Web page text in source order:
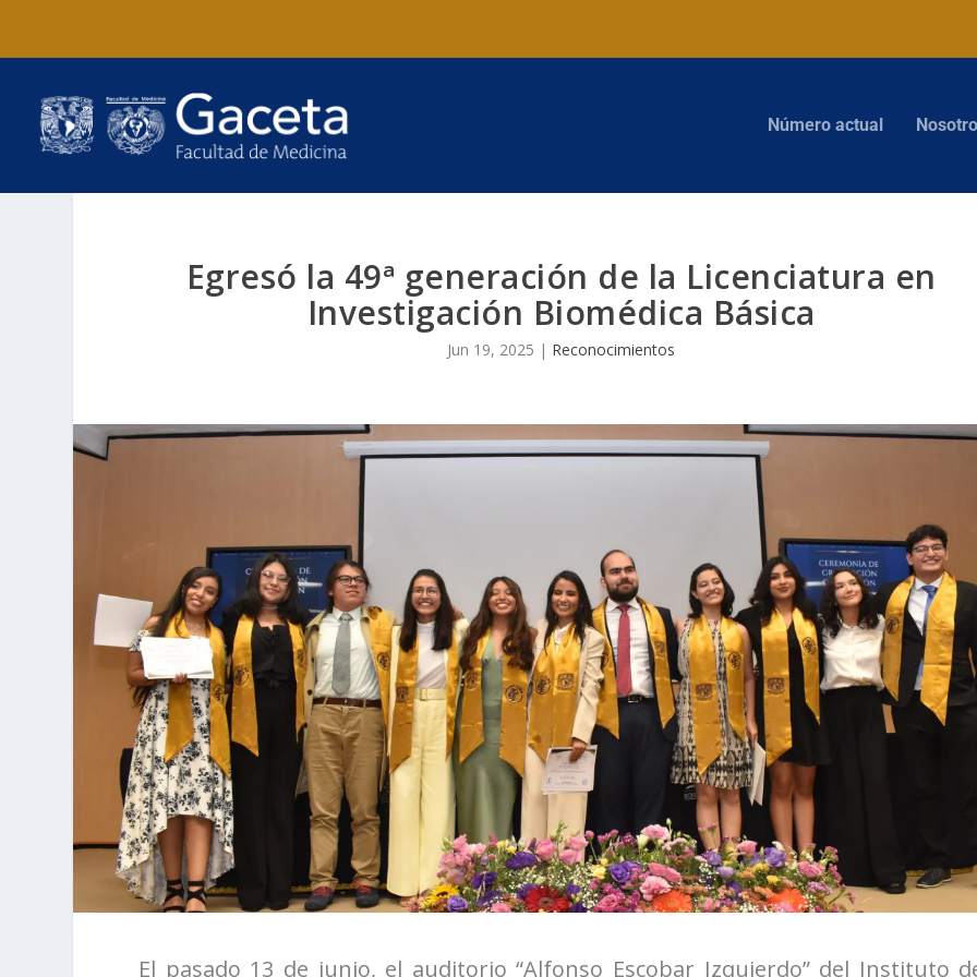
Número actual
Egresó la 49ª generación de la Licenciatura en
Investigación Biomédica Básica
Jun 19, 2025 | Reconocimientos
El pasado 13 de junio, el auditorio “Alfonso Escobar Izquierdo” del Instituto